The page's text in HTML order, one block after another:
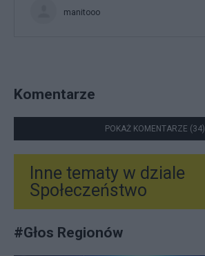
manitooo
Komentarze
POKAŻ KOMENTARZE (34)
Inne tematy w dziale
Społeczeństwo
#Głos Regionów